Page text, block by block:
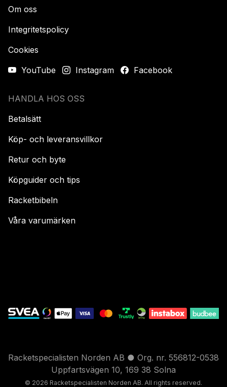
Om oss
Integritetspolicy
Cookies
YouTube
Instagram Facebook
HANDLA HOS OSS
Betalsätt
Köp- och leveransvillkor
Retur och byte
Köpguider och tips
Racketbibeln
Våra varumärken
Racketspecialisten Norden AB ● Org. nr. 556812-0538
Uppfartsvägen 10, 169 38 Solna
© 2026 Racketspecialisten Norden AB. All rights reserved.